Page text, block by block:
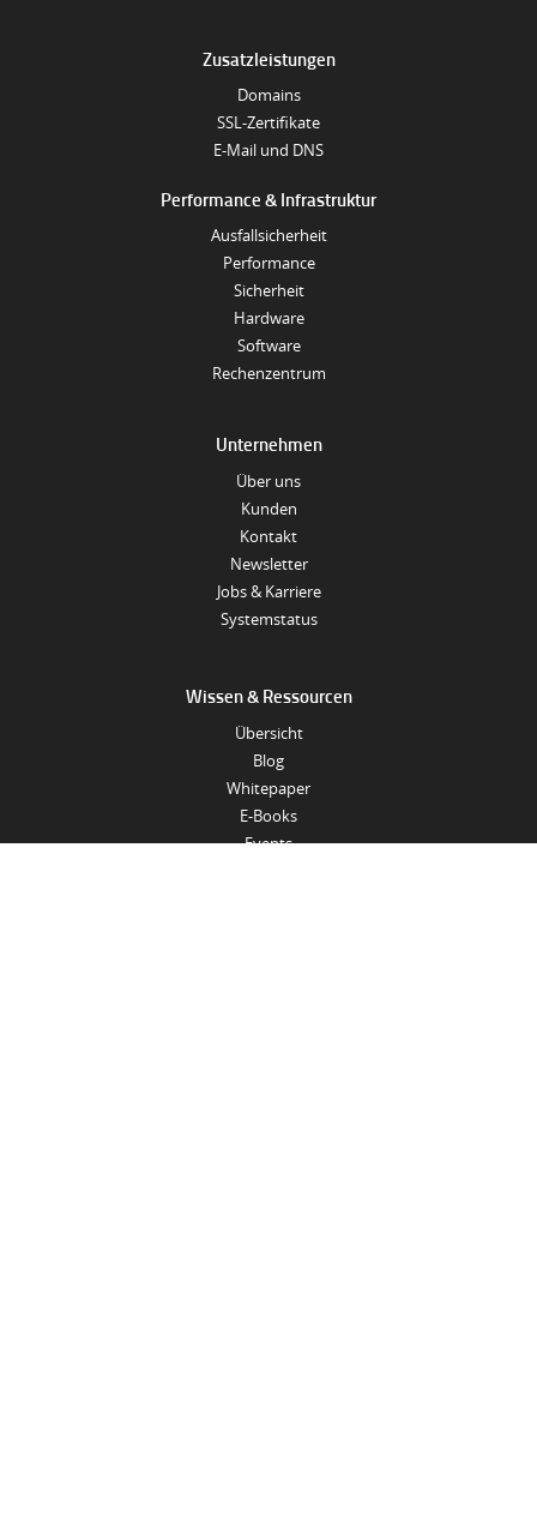
Zusatzleistungen
Domains
SSL-Zertifikate
E-Mail und DNS
Performance & Infrastruktur
Ausfallsicherheit
Performance
Sicherheit
Hardware
Software
Rechenzentrum
Unternehmen
Über uns
Kunden
Kontakt
Newsletter
Jobs & Karriere
Systemstatus
Wissen & Ressourcen
Übersicht
Blog
Whitepaper
E-Books
Events